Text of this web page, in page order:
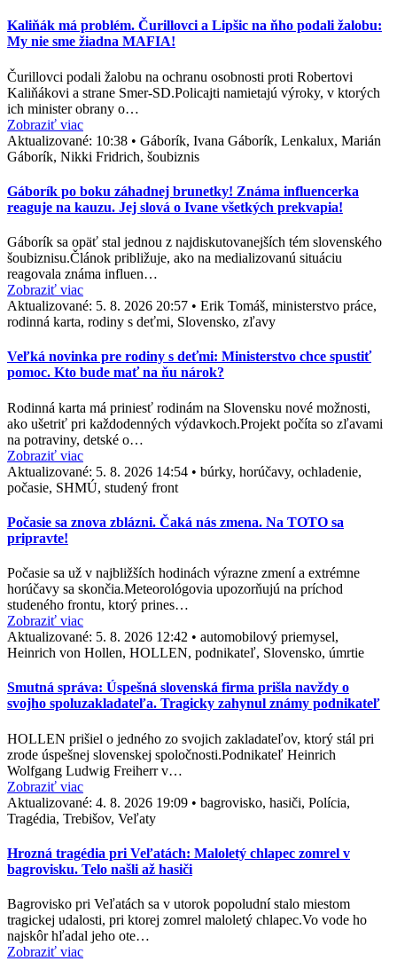
Kaliňák má problém. Čurillovci a Lipšic na ňho podali žalobu:
My nie sme žiadna MAFIA!
Čurillovci podali žalobu na ochranu osobnosti proti Robertovi
Kaliňákovi a strane Smer-SD.Policajti namietajú výroky, v ktorých
ich minister obrany o…
Zobraziť viac
Aktualizované: 10:38 • Gáborík, Ivana Gáborík, Lenkalux, Marián
Gáborík, Nikki Fridrich, šoubiznis
Gáborík po boku záhadnej brunetky! Známa influencerka
reaguje na kauzu. Jej slová o Ivane všetkých prekvapia!
Gáborík sa opäť stal jednou z najdiskutovanejších tém slovenského
šoubiznisu.Článok približuje, ako na medializovanú situáciu
reagovala známa influen…
Zobraziť viac
Aktualizované: 5. 8. 2026 20:57 • Erik Tomáš, ministerstvo práce,
rodinná karta, rodiny s deťmi, Slovensko, zľavy
Veľká novinka pre rodiny s deťmi: Ministerstvo chce spustiť
pomoc. Kto bude mať na ňu nárok?
Rodinná karta má priniesť rodinám na Slovensku nové možnosti,
ako ušetriť pri každodenných výdavkoch.Projekt počíta so zľavami
na potraviny, detské o…
Zobraziť viac
Aktualizované: 5. 8. 2026 14:54 • búrky, horúčavy, ochladenie,
počasie, SHMÚ, studený front
Počasie sa znova zblázni. Čaká nás zmena. Na TOTO sa
pripravte!
Počasie sa už v najbližších hodinách výrazne zmení a extrémne
horúčavy sa skončia.Meteorológovia upozorňujú na príchod
studeného frontu, ktorý prines…
Zobraziť viac
Aktualizované: 5. 8. 2026 12:42 • automobilový priemysel,
Heinrich von Hollen, HOLLEN, podnikateľ, Slovensko, úmrtie
Smutná správa: Úspešná slovenská firma prišla navždy o
svojho spoluzakladateľa. Tragicky zahynul známy podnikateľ
HOLLEN prišiel o jedného zo svojich zakladateľov, ktorý stál pri
zrode úspešnej slovenskej spoločnosti.Podnikateľ Heinrich
Wolfgang Ludwig Freiherr v…
Zobraziť viac
Aktualizované: 4. 8. 2026 19:09 • bagrovisko, hasiči, Polícia,
Tragédia, Trebišov, Veľaty
Hrozná tragédia pri Veľatách: Maloletý chlapec zomrel v
bagrovisku. Telo našli až hasiči
Bagrovisko pri Veľatách sa v utorok popoludní stalo miestom
tragickej udalosti, pri ktorej zomrel maloletý chlapec.Vo vode ho
najskôr hľadal jeho ote…
Zobraziť viac